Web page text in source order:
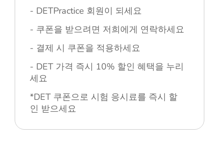
- DETPractice 회원이 되세요
- 쿠폰을 받으려면 저희에게 연락하세요
- 결제 시 쿠폰을 적용하세요
- DET 가격 즉시 10% 할인 혜택을 누리
세요
*DET 쿠폰으로 시험 응시료를 즉시 할
인 받으세요